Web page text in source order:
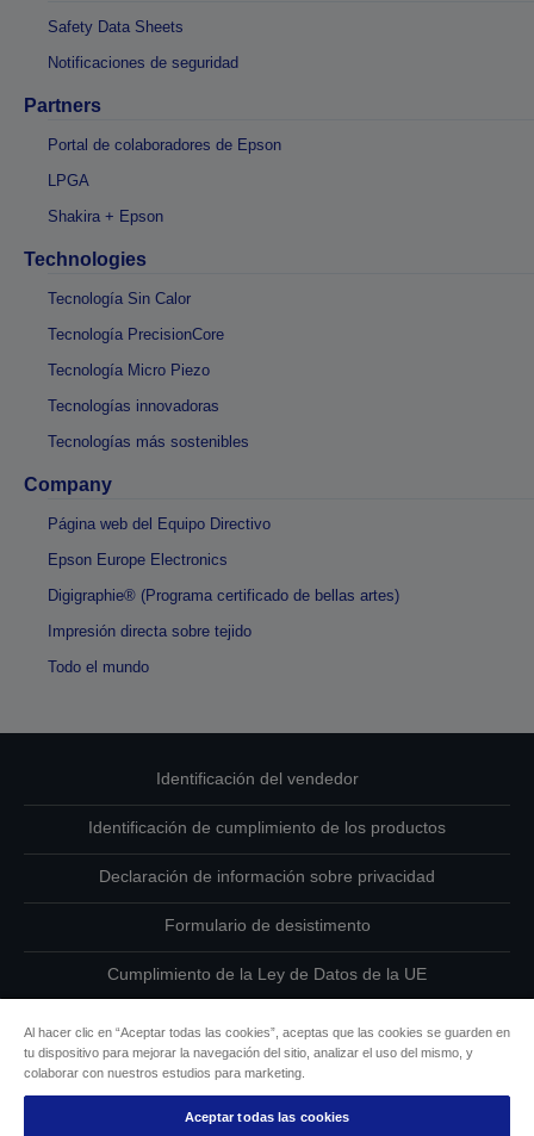
Safety Data Sheets
Notificaciones de seguridad
Partners
Portal de colaboradores de Epson
LPGA
Shakira + Epson
Technologies
Tecnología Sin Calor
Tecnología PrecisionCore
Tecnología Micro Piezo
Tecnologías innovadoras
Tecnologías más sostenibles
Company
Página web del Equipo Directivo
Epson Europe Electronics
Digigraphie® (Programa certificado de bellas artes)
Impresión directa sobre tejido
Todo el mundo
Identificación del vendedor
Identificación de cumplimiento de los productos
Declaración de información sobre privacidad
Formulario de desistimento
Cumplimiento de la Ley de Datos de la UE
Información sobre cookies
Compromiso de accesibilidad de Epson
Al hacer clic en “Aceptar todas las cookies”, aceptas que las cookies se guarden en
tu dispositivo para mejorar la navegación del sitio, analizar el uso del mismo, y
colaborar con nuestros estudios para marketing.
Aceptar todas las cookies